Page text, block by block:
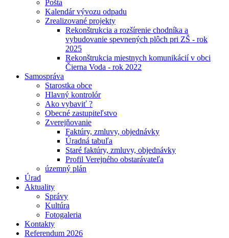
Pošta
Kalendár vývozu odpadu
Zrealizované projekty
Rekonštrukcia a rozšírenie chodníka a
vybudovanie spevnených plôch pri ZŠ - rok
2025
Rekonštrukcia miestnych komunikácií v obci
Čierna Voda - rok 2022
Samospráva
Starostka obce
Hlavný kontrolór
Ako vybaviť ?
Obecné zastupiteľstvo
Zverejňovanie
Faktúry, zmluvy, objednávky
Úradná tabuľa
Staré faktúry, zmluvy, objednávky
Profil Verejného obstarávateľa
územný plán
Úrad
Aktuality
Správy
Kultúra
Fotogaleria
Kontakty
Referendum 2026